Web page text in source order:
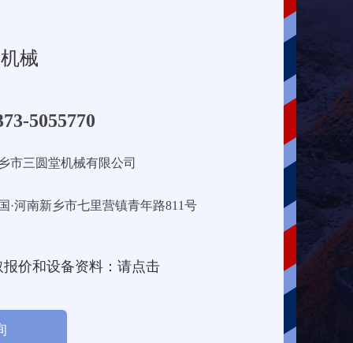
械
5055770
市三圆堂机械有限公司
·河南新乡市七里营镇青年路811号
价和设备资料：请点击